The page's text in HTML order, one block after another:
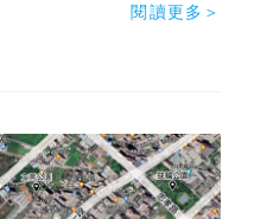
閱讀更多＞